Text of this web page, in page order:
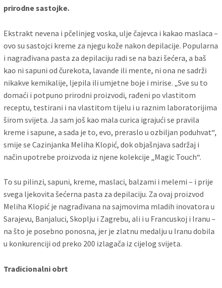
prirodne sastojke.
Ekstrakt nevena i pčelinjeg voska, ulje čajevca i kakao maslaca –
ovo su sastojci kreme za njegu kože nakon depilacije. Popularna
i nagrađivana pasta za depilaciju radi se na bazi šećera, a baš
kao ni sapuni od čurekota, lavande ili mente, ni ona ne sadrži
nikakve kemikalije, ljepila ili umjetne boje i mirise. „Sve su to
domaći i potpuno prirodni proizvodi, rađeni po vlastitom
receptu, testirani i na vlastitom tijelu i u raznim laboratorijima
širom svijeta. Ja sam još kao mala curica igrajući se pravila
kreme i sapune, a sada je to, evo, preraslo u ozbiljan poduhvat“,
smije se Cazinjanka Meliha Klopić, dok objašnjava sadržaj i
način upotrebe proizvoda iz njene kolekcije „Magic Touch“.
To su pilinzi, sapuni, kreme, maslaci, balzami i melemi – i prije
svega ljekovita šećerna pasta za depilaciju. Za ovaj proizvod
Meliha Klopić je nagrađivana na sajmovima mladih inovatora u
Sarajevu, Banjaluci, Skoplju i Zagrebu, ali i u Francuskoj i Iranu –
na što je posebno ponosna, jer je zlatnu medalju u Iranu dobila
u konkurenciji od preko 200 izlagača iz cijelog svijeta.
Tradicionalni obrt